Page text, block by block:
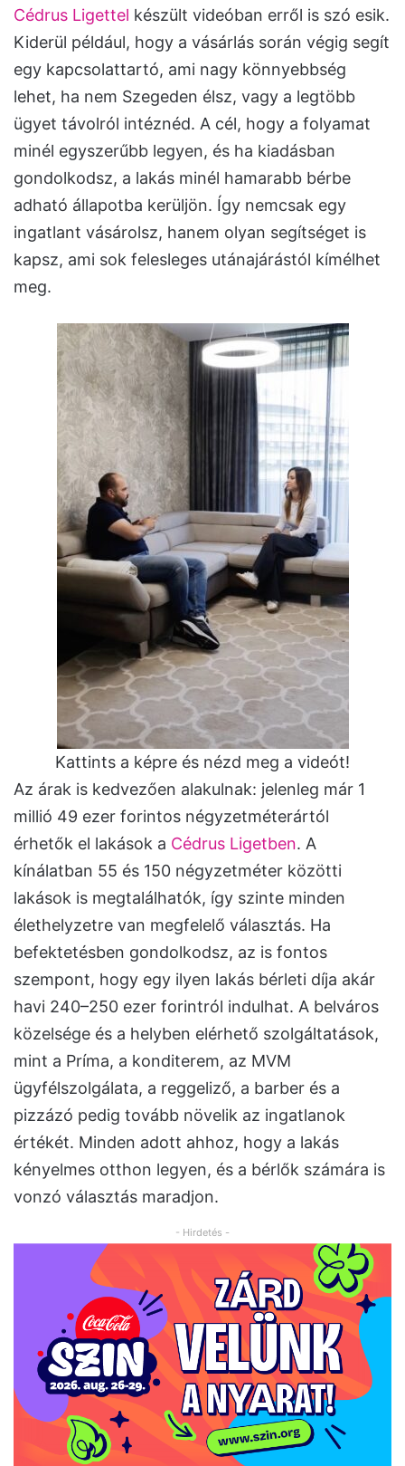
Cédrus Ligettel készült videóban erről is szó esik.
Kiderül például, hogy a vásárlás során végig segít
egy kapcsolattartó, ami nagy könnyebbség
lehet, ha nem Szegeden élsz, vagy a legtöbb
ügyet távolról intéznéd. A cél, hogy a folyamat
minél egyszerűbb legyen, és ha kiadásban
gondolkodsz, a lakás minél hamarabb bérbe
adható állapotba kerüljön. Így nemcsak egy
ingatlant vásárolsz, hanem olyan segítséget is
kapsz, ami sok felesleges utánajárástól kímélhet
meg.
Kattints a képre és nézd meg a videót!
Az árak is kedvezően alakulnak: jelenleg már 1
millió 49 ezer forintos négyzetméterártól
érhetők el lakások a Cédrus Ligetben. A
kínálatban 55 és 150 négyzetméter közötti
lakások is megtalálhatók, így szinte minden
élethelyzetre van megfelelő választás. Ha
befektetésben gondolkodsz, az is fontos
szempont, hogy egy ilyen lakás bérleti díja akár
havi 240–250 ezer forintról indulhat. A belváros
közelsége és a helyben elérhető szolgáltatások,
mint a Príma, a konditerem, az MVM
ügyfélszolgálata, a reggeliző, a barber és a
pizzázó pedig tovább növelik az ingatlanok
értékét. Minden adott ahhoz, hogy a lakás
kényelmes otthon legyen, és a bérlők számára is
vonzó választás maradjon.
- Hirdetés -